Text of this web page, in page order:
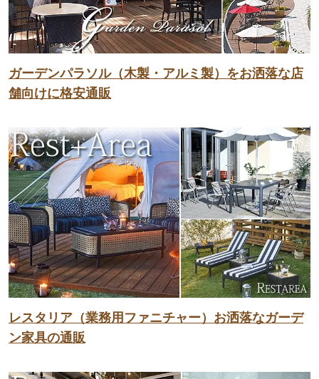
ガーデンパラソル（木製・アルミ製）をお洒落な店
舗向けに格安通販
レスタリア（業務用ファニチャー）お洒落なガーデ
ン家具の通販